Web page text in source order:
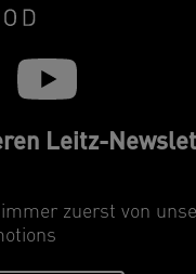
Leitz-
zuerst von